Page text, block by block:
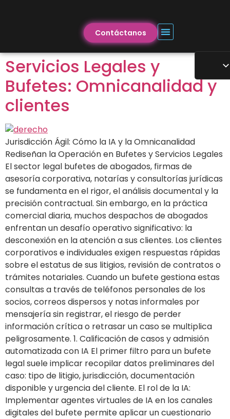
Contáctanos
Servicios Legales y
Bufetes: Omnicanalidad y
clientes
Jurisdicción Ágil: Cómo la IA y la Omnicanalidad
Rediseñan la Operación en Bufetes y Servicios Legales
El sector legal bufetes de abogados, firmas de
asesoría corporativa, notarías y consultorías jurídicas
se fundamenta en el rigor, el análisis documental y la
precisión contractual. Sin embargo, en la práctica
comercial diaria, muchos despachos de abogados
enfrentan un desafío operativo significativo: la
desconexión en la atención a sus clientes. Los clientes
corporativos e individuales exigen respuestas rápidas
sobre el estatus de sus litigios, revisión de contratos o
trámites notariales. Cuando un bufete gestiona estas
consultas a través de teléfonos personales de los
socios, correos dispersos y notas informales por
mensajería sin registrar, el riesgo de perder
información crítica o retrasar un caso se multiplica
peligrosamente. 1. Calificación de casos y admisión
automatizada con IA El primer filtro para un bufete
legal suele implicar recopilar datos preliminares del
caso: tipo de litigio, jurisdicción, documentación
disponible y urgencia del cliente. El rol de la IA:
Implementar agentes virtuales de IA en los canales
digitales del bufete permite aplicar un cuestionario